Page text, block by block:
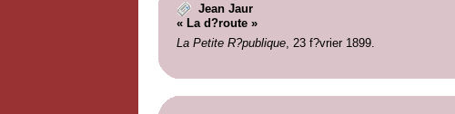
Jean Jaur
« La d?route »
La Petite R?publique, 23 f?vrier 1899.